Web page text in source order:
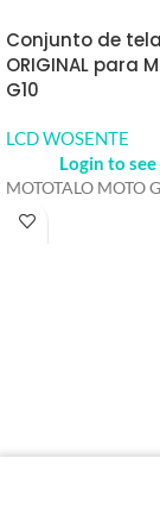
Conjunto de tela
ORIGINAL para
G10
LCD WOSENTE
Login to see
MOTOTALO MOTO